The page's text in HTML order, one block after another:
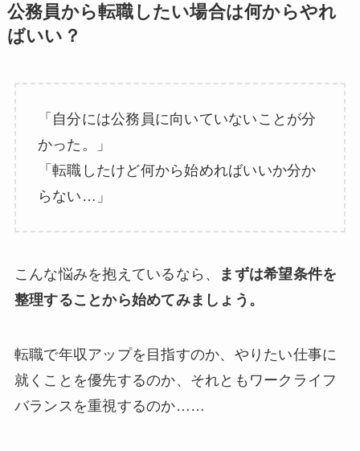
公務員から転職したい場合は何からやれ
ばいい？
「自分には公務員に向いていないことが分
かった。」
「転職したけど何から始めればいいか分か
らない…」
こんな悩みを抱えているなら、
まずは希望条件を
整理することから始めてみましょう。
転職で年収アップを目指すのか、やりたい仕事に
就くことを優先するのか、それともワークライフ
バランスを重視するのか……